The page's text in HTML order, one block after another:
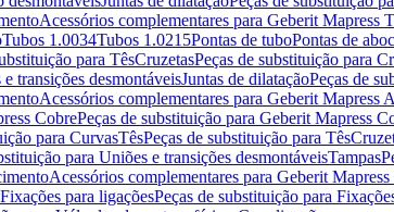
Acessórios complementares para Geberit Mapress
Tubos 1.0034Tubos 1.0215Pontas de tuboPontas de
para TêsCruzetasPeças de substituição para
transições desmontáveisJuntas de dilataçãoPeças de
Acessórios complementares para Geberit Mapress
CobrePeças de substituição para Geberit Mapress
para CurvasTêsPeças de substituição para Tês
para Uniões e transições desmontáveisTampas
Acessórios complementares para Geberit
Fixações para ligaçõesPeças de substituição para